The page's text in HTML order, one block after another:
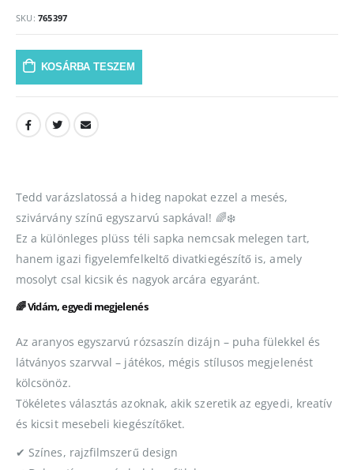
SKU: 765397
KOSÁRBA TESZEM
Tedd varázslatossá a hideg napokat ezzel a mesés,
szivárvány színű egyszarvú sapkával! 🌈❄️
Ez a különleges plüss téli sapka nemcsak melegen tart,
hanem igazi figyelemfelkeltő divatkiegészítő is, amely
mosolyt csal kicsik és nagyok arcára egyaránt.
🌈 Vidám, egyedi megjelenés
Az aranyos egyszarvú rózsaszín dizájn – puha fülekkel és
látványos szarvval – játékos, mégis stílusos megjelenést
kölcsönöz.
Tökéletes választás azoknak, akik szeretik az egyedi, kreatív
és kicsit mesebeli kiegészítőket.
✔ Színes, rajzfilmszerű design